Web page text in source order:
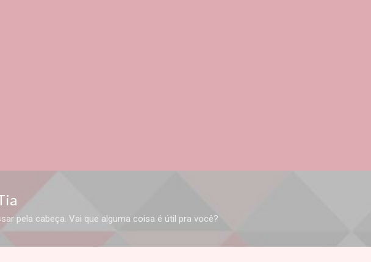
pela cabeça. Vai que alguma coisa é útil pra você?